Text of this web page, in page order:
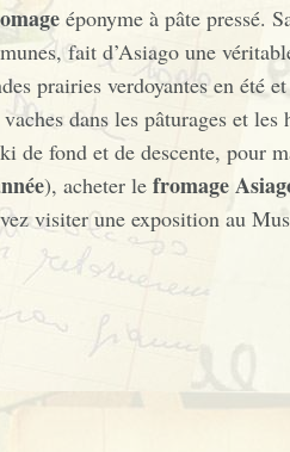
éponyme à pâte pressé.
fait d’Asiago une
prairies verdoyantes en été
dans les pâturages et les
fond et de descente, pour
), acheter le fromage
visiter une exposition au